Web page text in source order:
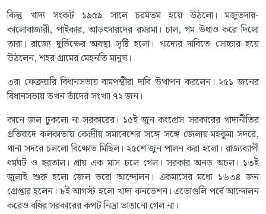
কিন্তু খাদ্য সংকট ১৯৫৯ সালে চরমতম হয়ে উঠলো। মজুতদার-
কালোবাজারী, পাইকার, আড়ৎদারদের রমরমা। চাল, গম উধাও করে দিলো
তারা। রাজ্যে দুর্ভিক্ষের অবস্থা সৃষ্টি হলো। খাদ্যের দাবিতে সোচ্চার হয়ে
উঠলেন, শহর গ্রামের মেহনতি মানুষ।
৩রা ফেব্রুয়ারি বিধানসভায় বামপন্থীরা দাবি উত্থাপন করলেন। ২৫১ জনের
বিধানসভায় তখন তাঁদের সংখ্যা ৭২ জন।
কানে জল ঢুকলো না সরকারের। ১৫ই জুন কংগ্রেস সরকারের খাদ্যনীতির
প্রতিবাদে কলকাতায় কেন্দ্রীয় সমাবেশের সঙ্গে সঙ্গে জেলায় মহকুমা সদরে,
থানা সদরে চললো বিক্ষোভ মিছিল। ২৫শে জুন পালন করা হলো। রাজ্যব্যাপী
ধর্মঘট ও হরতাল। প্রায় এক মাস চলে গেল। সরকার অনড় অচল। ১৩ই
জুলাই শুরু হলো জেল ভরো আন্দোলন। একমাসের মধ্যে ১৬৩৪ জন
গ্রেপ্তার হলেন। ৮ই আগস্ট হলো খাদ্য কনভেশন। এতোগুলি পর্বে আন্দোলন
করেও বধির সরকারের কপট নিদ্রা ভাঙানো গেল না।